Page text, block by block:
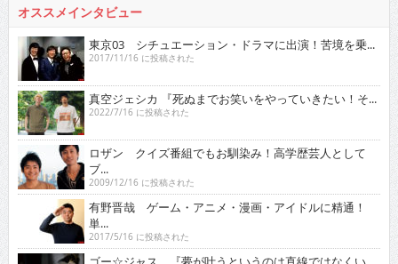
オススメインタビュー
東京03 シチュエーション・ドラマに出演！苦境を乗...
2017/11/16 に投稿された
真空ジェシカ 『死ぬまでお笑いをやっていきたい！そ...
2022/7/16 に投稿された
ロザン クイズ番組でもお馴染み！高学歴芸人として
ブ...
2009/12/16 に投稿された
有野晋哉 ゲーム・アニメ・漫画・アイドルに精通！
単...
2017/5/16 に投稿された